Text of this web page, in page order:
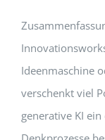
Ideenmaschine
verschenkt viel
generative KI